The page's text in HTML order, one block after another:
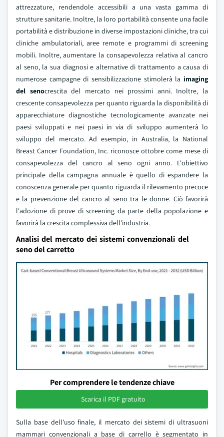
attrezzature, rendendole accessibili a una vasta gamma di
strutture sanitarie. Inoltre, la loro portabilità consente una facile
portabilità e distribuzione in diverse impostazioni cliniche, tra cui
cliniche ambulatoriali, aree remote e programmi di screening
mobili. Inoltre, aumentare la consapevolezza relativa al cancro
al seno, la sua diagnosi e alternative di trattamento a causa di
numerose campagne di sensibilizzazione stimolerà la imaging
del senocrescita del mercato nei prossimi anni. Inoltre, la
crescente consapevolezza per quanto riguarda la disponibilità di
apparecchiature diagnostiche tecnologicamente avanzate nei
paesi sviluppati e nei paesi in via di sviluppo aumenterà lo
sviluppo del mercato. Ad esempio, in Australia, la National
Breast Cancer Foundation, Inc. riconosce ottobre come mese di
consapevolezza del cancro al seno ogni anno. L'obiettivo
principale della campagna annuale è quello di espandere la
conoscenza generale per quanto riguarda il rilevamento precoce
e la prevenzione del cancro al seno tra le donne. Ciò favorirà
l'adozione di prove di screening da parte della popolazione e
favorirà la crescita complessiva dell'industria.
Analisi del mercato dei sistemi convenzionali del
seno del carretto
Per comprendere le tendenze chiave
Scarica il PDF gratuito
Sulla base dell'uso finale, il mercato dei sistemi di ultrasuoni
mammari convenzionali a base di carrello è segmentato in